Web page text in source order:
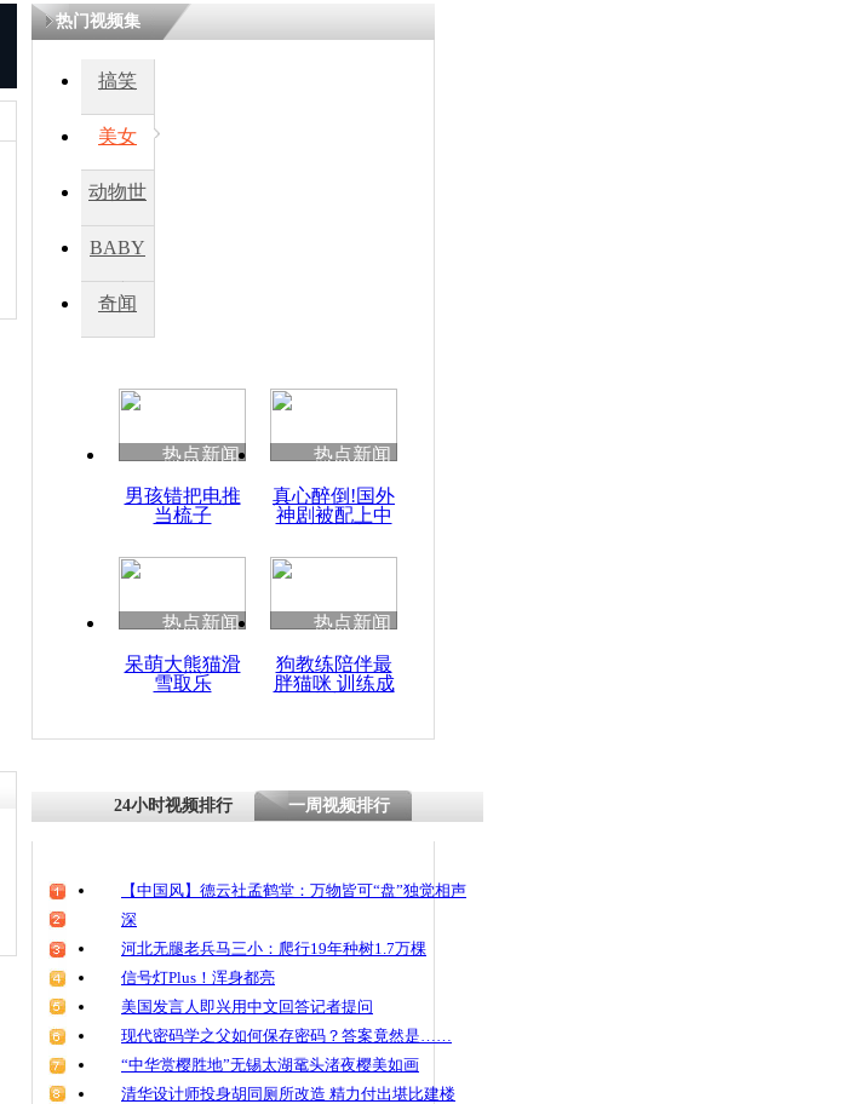
热门视频集
搞笑
美女
动物世
BABY
秀
奇闻
热点新闻
男孩错把电推
当梳子
热点新闻
真心醉倒!国外
神剧被配上中
热点新闻
呆萌大熊猫滑
雪取乐
热点新闻
狗教练陪伴最
胖猫咪 训练成
24小时视频排行 一周视频排行
【中国风】德云社孟鹤堂：万物皆可“盘”独觉相声
深
河北无腿老兵马三小：爬行19年种树1.7万棵
信号灯Plus！浑身都亮
美国发言人即兴用中文回答记者提问
现代密码学之父如何保存密码？答案竟然是……
“中华赏樱胜地”无锡太湖鼋头渚夜樱美如画
清华设计师投身胡同厕所改造 精力付出堪比建楼